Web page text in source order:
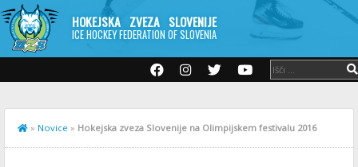
HOKEJSKA ZVEZA SLOVENIJE
ICE HOCKEY FEDERATION OF SLOVENIA
» Novice » Hokejska zveza Slovenije na Olimpijskem festivalu 2016